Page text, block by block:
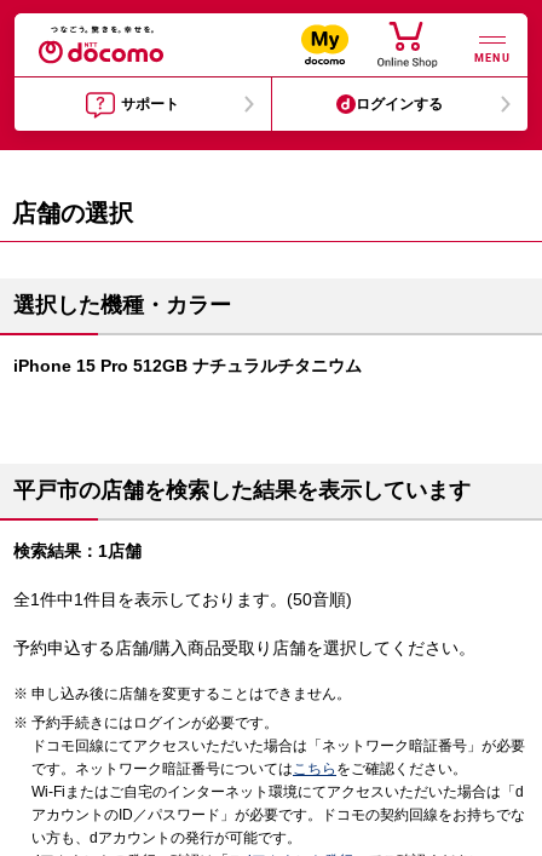
MENU
サポート ログインする
店舗の選択
選択した機種・カラー
iPhone 15 Pro 512GB ナチュラルチタニウム
平戸市の店舗を検索した結果を表示しています
検索結果：1店舗
全1件中1件目を表示しております。(50音順)
予約申込する店舗/購入商品受取り店舗を選択してください。
申し込み後に店舗を変更することはできません。
予約手続きにはログインが必要です。
ドコモ回線にてアクセスいただいた場合は「ネットワーク暗証番号」が必要
です。ネットワーク暗証番号についてはこちら をご確認ください。
Wi-Fiまたはご自宅のインターネット環境にてアクセスいただいた場合は「d
アカウントのID／パスワード」が必要です。ドコモの契約回線をお持ちでな
い方も、dアカウントの発行が可能です。